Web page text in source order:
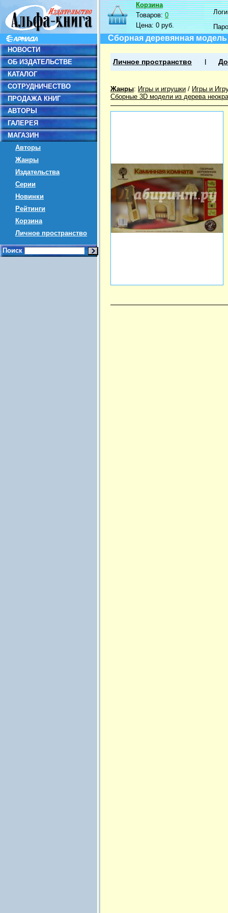
НОВОСТИ
ОБ ИЗДАТЕЛЬСТВЕ
КАТАЛОГ
СОТРУДНИЧЕСТВО
ПРОДАЖА КНИГ
АВТОРЫ
ГАЛЕРЕЯ
МАГАЗИН
Авторы
Жанры
Издательства
Серии
Новинки
Рейтинги
Корзина
Личное пространство
Поиск
Корзина
Товаров:0
Цена:0 руб.
Сборная деревянная
Личное пространство
Жанры: Игры и игрушки / Игры и
Сборные 3D модели из дерева